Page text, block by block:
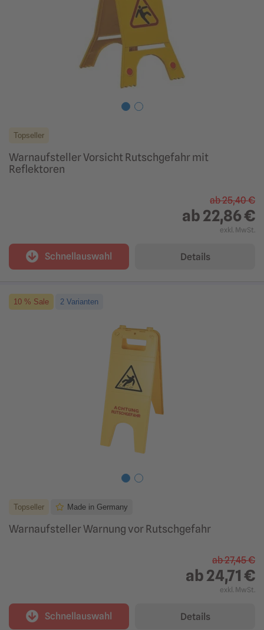
Topseller
Warnaufsteller Vorsicht Rutschgefahr mit
Reflektoren
ab25,40 €
ab22,86 €
exkl. MwSt.
Schnellauswahl Details
10 % Sale 2 Varianten
Topseller Made in Germany
Warnaufsteller Warnung vor Rutschgefahr
ab27,45 €
ab24,71 €
exkl. MwSt.
Schnellauswahl Details